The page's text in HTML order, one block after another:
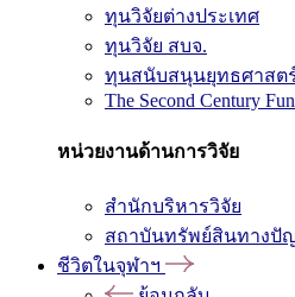
ทุนวิจัยต่างประเทศ
ทุนวิจัย สบจ.
ทุนสนับสนุนยุทธศาสต
The Second Century
หน่วยงานด้านการวิจัย
สำนักบริหารวิจัย
สถาบันทรัพย์สินทางปั
ชีวิตในจุฬาฯ